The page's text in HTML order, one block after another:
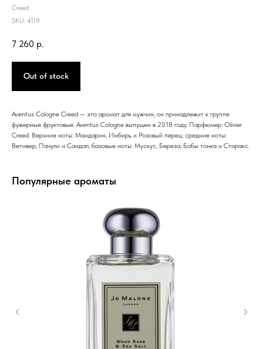
Creed
SKU: 4119
7 260 р.
Out of stock
Aventus Cologne Creed — это аромат для мужчин, он принадлежит к группе
фужерные фруктовые. Aventus Cologne выпущен в 2018 году. Парфюмер: Olivier
Creed. Верхние ноты: Мандарин, Имбирь и Розовый перец; средние ноты:
Ветивер, Пачули и Сандал; базовые ноты: Мускус, Береза, Бобы тонка и Стиракс.
Популярные ароматы